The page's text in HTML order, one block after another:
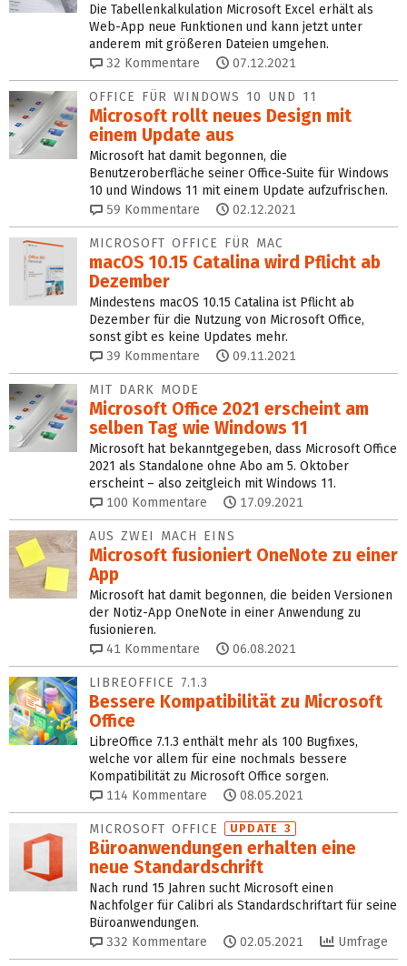
Die Tabellenkalkulation Microsoft Excel erhält als
Web-App neue Funktionen und kann jetzt unter
anderem mit größeren Dateien umgehen.
32 Kommentare 07.12.2021
OFFICE FÜR WINDOWS 10 UND 11
Microsoft rollt neues Design mit
einem Update aus
Microsoft hat damit begonnen, die
Benutzeroberfläche seiner Office-Suite für Windows
10 und Windows 11 mit einem Update aufzufrischen.
59 Kommentare 02.12.2021
MICROSOFT OFFICE FÜR MAC
macOS 10.15 Catalina wird Pflicht ab
Dezember
Mindestens macOS 10.15 Catalina ist Pflicht ab
Dezember für die Nutzung von Microsoft Office,
sonst gibt es keine Updates mehr.
39 Kommentare 09.11.2021
MIT DARK MODE
Microsoft Office 2021 erscheint am
selben Tag wie Windows 11
Microsoft hat bekanntgegeben, dass Microsoft Office
2021 als Standalone ohne Abo am 5. Oktober
erscheint – also zeitgleich mit Windows 11.
100 Kommentare 17.09.2021
AUS ZWEI MACH EINS
Microsoft fusioniert OneNote zu einer
App
Microsoft hat damit begonnen, die beiden Versionen
der Notiz-App OneNote in einer Anwendung zu
fusionieren.
41 Kommentare 06.08.2021
LIBREOFFICE 7.1.3
Bessere Kompatibilität zu Microsoft
Office
LibreOffice 7.1.3 enthält mehr als 100 Bugfixes,
welche vor allem für eine nochmals bessere
Kompatibilität zu Microsoft Office sorgen.
114 Kommentare 08.05.2021
MICROSOFT OFFICE UPDATE 3
Büroanwendungen erhalten eine
neue Standardschrift
Nach rund 15 Jahren sucht Microsoft einen
Nachfolger für Calibri als Standardschriftart für seine
Büroanwendungen.
332 Kommentare 02.05.2021 Umfrage